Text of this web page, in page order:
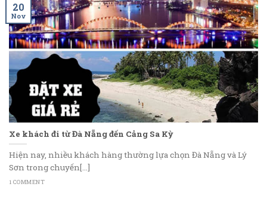
Xe khách đi từ Đà Nẵng đến Cảng Sa Kỳ
Hiện nay, nhiều khách hàng thường lựa chọn Đà Nẵng và Lý
Sơn trong chuyến[...]
1 COMMENT
20
Nov